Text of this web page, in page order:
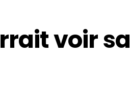
voir sa